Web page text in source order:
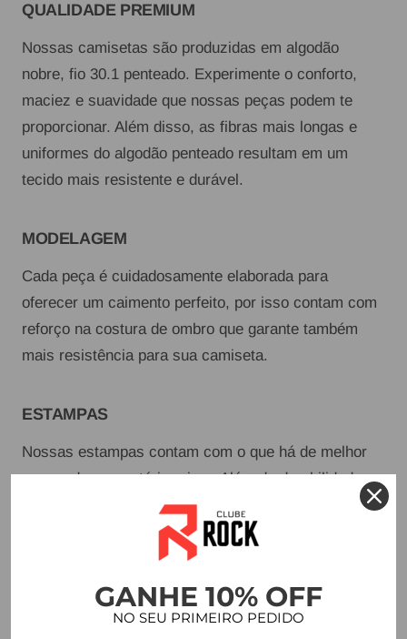
QUALIDADE PREMIUM
Nossas camisetas são produzidas em algodão
nobre, fio 30.1 penteado. Experimente o conforto,
maciez e suavidade que nossas peças podem te
proporcionar. Além disso, as fibras mais longas e
uniformes do algodão penteado resultam em um
tecido mais resistente e durável.
MODELAGEM
Cada peça é cuidadosamente elaborada para
oferecer um caimento perfeito, por isso contam com
reforço na costura de ombro que garante também
mais resistência para sua camiseta.
ESTAMPAS
Nossas estampas contam com o que há de melhor
no mundo em matéria prima. Além de durabilidade,
proporcionam acabamento perfeito e a possibilidade
de variedade na hora de montar nossas coleções.
DETALHES
Combinamos estilo e sofisticação em cada detalhe,
GANHE 10% OFF
NO SEU PRIMEIRO PEDIDO